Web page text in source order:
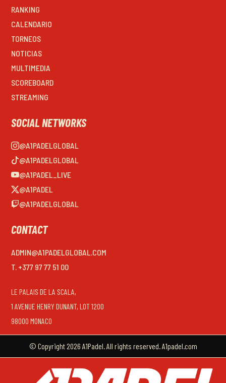
RANKING
CALENDARIO
TORNEOS
NOTICIAS
MULTIMEDIA
SCOREBOARD
STREAMING
SOCIAL NETWORKS
@A1PADELGLOBAL
@A1PADELGLOBAL
@A1PADEL_LIVE
@A1PADEL
@A1PADELGLOBAL
CONTACT
ADMIN@A1PADELGLOBAL.COM
T. +377 97 77 51 00
LE PALAIS DE LA SCALA,
1 AVENUE HENRY DUNANT, LOT 1200
98000 MONACO
© Copyright 2026 A1Padel. All rights reserved. A1padel.com